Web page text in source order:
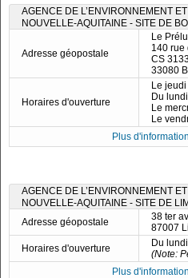
AGENCE DE L’ENVIRONNEMENT
NOUVELLE-AQUITAINE - SITE DE
Adresse géopostale
Le
140 rue
CS
33080
Horaires d'ouverture
Le
Du
Le
Le
Plus
AGENCE DE L’ENVIRONNEMENT
NOUVELLE-AQUITAINE - SITE DE
Adresse géopostale
38 ter
87007
Horaires d'ouverture
Du
(Note:
Plus